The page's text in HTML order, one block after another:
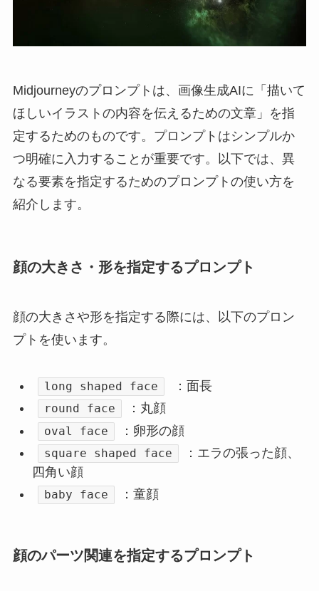
Midjourneyのプロンプトは、画像生成AIに「描いて
ほしいイラストの内容を伝えるための文章」を指
定するためのものです。プロンプトはシンプルか
つ明確に入力することが重要です。以下では、異
なる要素を指定するためのプロンプトの使い方を
紹介します。
顔の大きさ・形を指定するプロンプト
顔の大きさや形を指定する際には、以下のプロン
プトを使います。
long shaped face ：面長
round face ：丸顔
oval face ：卵形の顔
square shaped face
：エラの張った顔、
四角い顔
baby face ：童顔
顔のパーツ関連を指定するプロンプト